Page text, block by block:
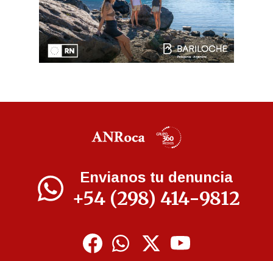
Envianos tu denuncia
+54 (298) 414-9812